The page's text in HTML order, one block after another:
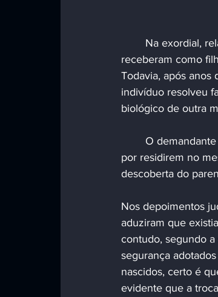
receberam como
Todavia, após anos
indivíduo resolveu
biológico de outra
por residirem no
descoberta do
Nos depoimentos
aduziram que
contudo, segundo a
segurança
nascidos, certo é
evidente que a